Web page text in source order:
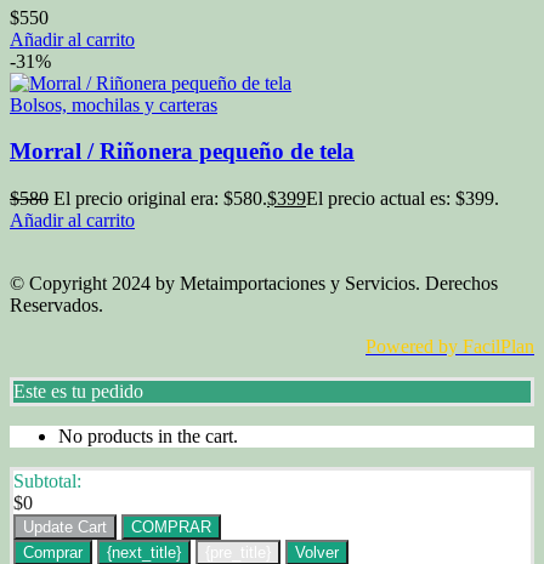
$550
Añadir al carrito
-31%
Bolsos, mochilas y carteras
Morral / Riñonera pequeño de tela
$580 El precio original era: $580.$399El precio actual es: $399.
Añadir al carrito
© Copyright 2024 by Metaimportaciones y Servicios. Derechos
Reservados.
Powered by FacilPlan
Este es tu pedido
No products in the cart.
Subtotal:
$0
Update Cart
COMPRAR
Comprar
{next_title} {pre_title} Volver